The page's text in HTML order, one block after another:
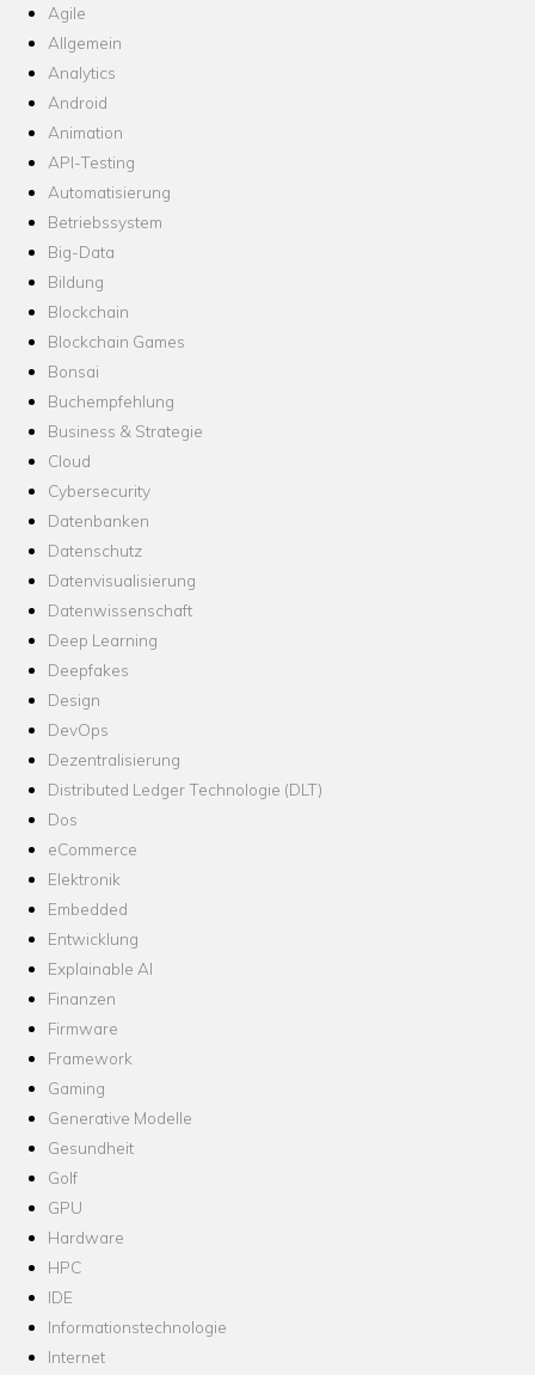
Agile
Allgemein
Analytics
Android
Animation
API-Testing
Automatisierung
Betriebssystem
Big-Data
Bildung
Blockchain
Blockchain Games
Bonsai
Buchempfehlung
Business & Strategie
Cloud
Cybersecurity
Datenbanken
Datenschutz
Datenvisualisierung
Datenwissenschaft
Deep Learning
Deepfakes
Design
DevOps
Dezentralisierung
Distributed Ledger Technologie (DLT)
Dos
eCommerce
Elektronik
Embedded
Entwicklung
Explainable AI
Finanzen
Firmware
Framework
Gaming
Generative Modelle
Gesundheit
Golf
GPU
Hardware
HPC
IDE
Informationstechnologie
Internet